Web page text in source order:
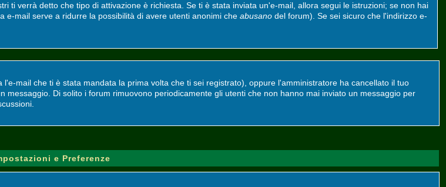
ti verrà detto che tipo di attivazione è richiesta. Se ti è stata inviata un'e-mail, allora segui le istruzioni; se non hai
e-mail serve a ridurre la possibilità di avere utenti anonimi che abusano del forum). Se sei sicuro che l'indirizzo e-
mail che ti è stata mandata la prima volta che ti sei registrato), oppure l'amministratore ha cancellato il tuo
Di solito i forum rimuovono periodicamente gli utenti che non hanno mai inviato un messaggio per
e Preferenze